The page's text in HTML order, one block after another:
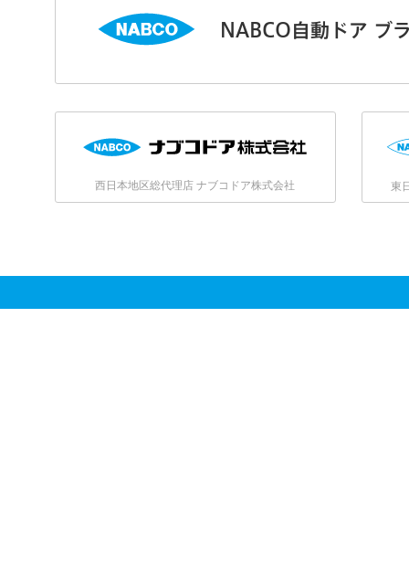
NABCO自動ドア ブ
西日本地区総代理店 ナブコドア株式会社 東